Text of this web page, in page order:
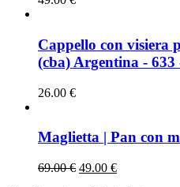
Cappello con visiera
(cba) Argentina -
26.00 €
Maglietta | Pan con
69.00€ 49.00 €